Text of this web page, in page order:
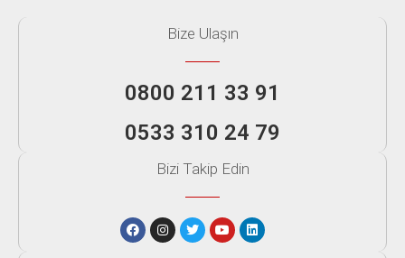
Bize Ulaşın
0800 211 33 91
0533 310 24 79
Bizi Takip Edin